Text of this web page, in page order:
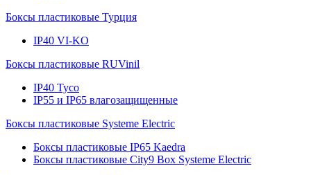
Боксы пластиковые Турция
IP40 VI-KO
Боксы пластиковые RUVinil
IP40 Тусо
IP55 и IP65 влагозащищенные
Боксы пластиковые Systeme Electric
Боксы пластиковые IP65 Kaedra
Боксы пластиковые City9 Box Systeme Electric